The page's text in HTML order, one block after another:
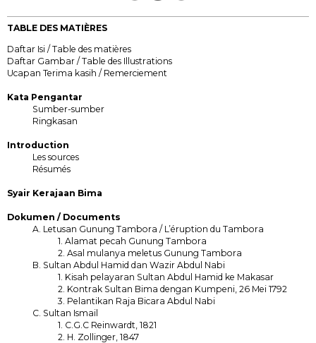
TABLE DES MATIÈRES
Daftar Isi / Table des matières
Daftar Gambar / Table des Illustrations
Ucapan Terima kasih / Remerciement
Kata Pengantar
Sumber-sumber
Ringkasan
Introduction
Les sources
Résumés
Syair Kerajaan Bima
Dokumen / Documents
A. Letusan Gunung Tambora / L’éruption du Tambora
1. Alamat pecah Gunung Tambora
2. Asal mulanya meletus Gunung Tambora
B. Sultan Abdul Hamid dan Wazir Abdul Nabi
1. Kisah pelayaran Sultan Abdul Hamid ke Makasar
2. Kontrak Sultan Bima dengan Kumpeni, 26 Mei 1792
3. Pelantikan Raja Bicara Abdul Nabi
C. Sultan Ismail
1. C.G.C Reinwardt, 1821
2. H. Zollinger, 1847